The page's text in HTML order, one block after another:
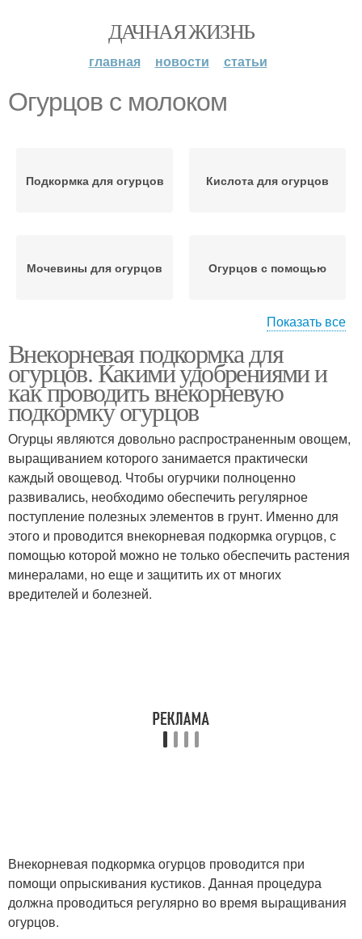
ДАЧНАЯ ЖИЗНЬ
главная новости статьи
Огурцов с молоком
Подкормка для огурцов Кислота для огурцов
Мочевины для огурцов Огурцов с помощью
Кислоты для огурцов
Показать все
Внекорневая подкормка для
огурцов. Какими удобрениями и
как проводить внекорневую
подкормку огурцов
Огурцы являются довольно распространенным овощем,
выращиванием которого занимается практически
каждый овощевод. Чтобы огурчики полноценно
развивались, необходимо обеспечить регулярное
поступление полезных элементов в грунт. Именно для
этого и проводится внекорневая подкормка огурцов, с
помощью которой можно не только обеспечить растения
минералами, но еще и защитить их от многих
вредителей и болезней.
Внекорневая подкормка огурцов проводится при
помощи опрыскивания кустиков. Данная процедура
должна проводиться регулярно во время выращивания
огурцов.